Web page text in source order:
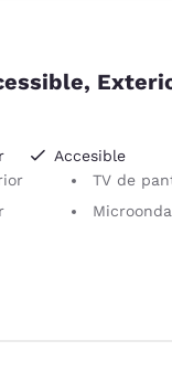
Accesible
TV de